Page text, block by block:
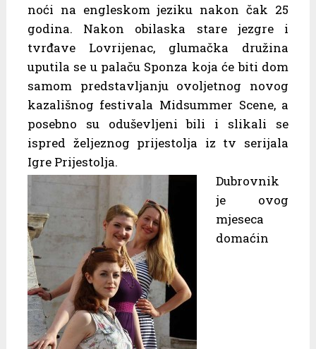
noći na engleskom jeziku nakon čak 25
godina. Nakon obilaska stare jezgre i
tvrđave Lovrijenac, glumačka družina
uputila se u palaču Sponza koja će biti dom
samom predstavljanju ovoljetnog novog
kazališnog festivala Midsummer Scene, a
posebno su oduševljeni bili i slikali se
ispred željeznog prijestolja iz tv serijala
Igre Prijestolja.
Dubrovnik
je ovog
mjeseca
domaćin